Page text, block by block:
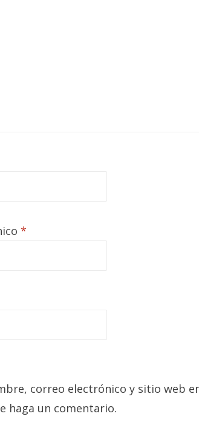
*
correo electrónico y sitio web
haga un comentario.